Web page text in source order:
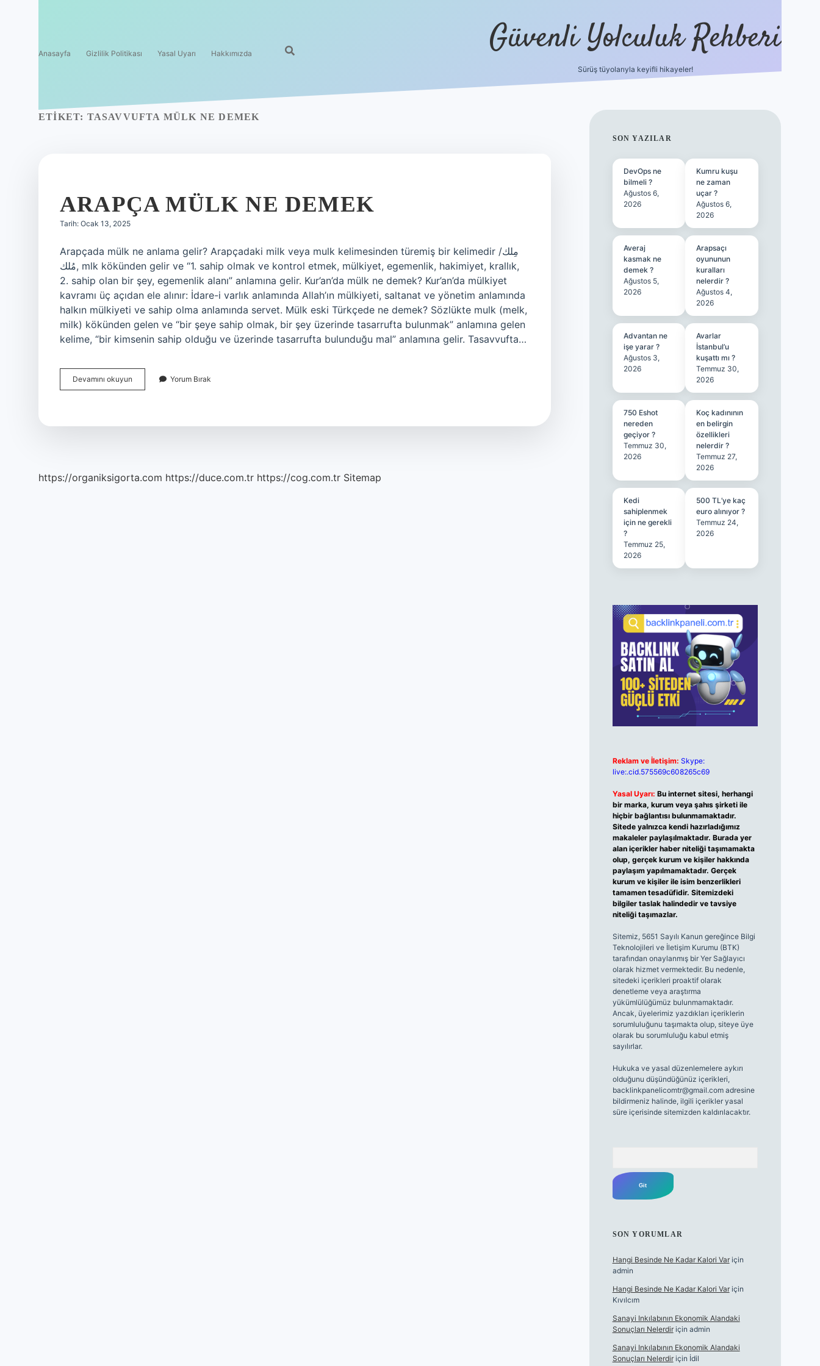
Anasayfa Gizlilik Politikası Yasal Uyarı Hakkımızda Güvenli Yolculuk Rehberi
Sürüş tüyolarıyla keyifli hikayeler!
ETIKET: TASAVVUFTA MÜLK NE DEMEK
ARAPÇA MÜLK NE DEMEK
Tarih: Ocak 13, 2025
Arapçada mülk ne anlama gelir? Arapçadaki milk veya mulk kelimesinden türemiş bir kelimedir مِلك/
مُلك, mlk kökünden gelir ve “1. sahip olmak ve kontrol etmek, mülkiyet, egemenlik, hakimiyet, krallık,
2. sahip olan bir şey, egemenlik alanı” anlamına gelir. Kur’an’da mülk ne demek? Kur’an’da mülkiyet
kavramı üç açıdan ele alınır: İdare-i varlık anlamında Allah’ın mülkiyeti, saltanat ve yönetim anlamında
halkın mülkiyeti ve sahip olma anlamında servet. Mülk eski Türkçede ne demek? Sözlükte mulk (melk,
milk) kökünden gelen ve “bir şeye sahip olmak, bir şey üzerinde tasarrufta bulunmak” anlamına gelen
kelime, “bir kimsenin sahip olduğu ve üzerinde tasarrufta bulunduğu mal” anlamına gelir. Tasavvufta…
Devamını okuyun
Mülk
Yorum Bırak
https://organiksigorta.com https://duce.com.tr https://cog.com.tr Sitemap
SIDEBAR
SON YAZILAR
DevOps ne
bilmeli ?
Ağustos 6,
2026
Kumru kuşu
ne zaman
uçar ?
Ağustos 6,
2026
Averaj
kasmak ne
demek ?
Ağustos 5,
2026
Arapsaçı
oyununun
kuralları
nelerdir ?
Ağustos 4,
2026
Advantan ne
işe yarar ?
Ağustos 3,
2026
Avarlar
İstanbul’u
kuşattı mı ?
Temmuz 30,
2026
750 Eshot
nereden
geçiyor ?
Temmuz 30,
2026
Koç kadınının
en belirgin
özellikleri
nelerdir ?
Temmuz 27,
2026
Kedi
sahiplenmek
için ne gerekli
?
Temmuz 25,
2026
500 TL’ye kaç
euro alınıyor ?
Temmuz 24,
2026
Reklam ve İletişim: Skype:
live:.cid.575569c608265c69
Yasal Uyarı: Bu internet sitesi, herhangi
bir marka, kurum veya şahıs şirketi ile
hiçbir bağlantısı bulunmamaktadır.
Sitede yalnızca kendi hazırladığımız
makaleler paylaşılmaktadır. Burada yer
alan içerikler haber niteliği taşımamakta
olup, gerçek kurum ve kişiler hakkında
paylaşım yapılmamaktadır. Gerçek
kurum ve kişiler ile isim benzerlikleri
tamamen tesadüfidir. Sitemizdeki
bilgiler taslak halindedir ve tavsiye
niteliği taşımazlar.
Sitemiz, 5651 Sayılı Kanun gereğince Bilgi
Teknolojileri ve İletişim Kurumu (BTK)
tarafından onaylanmış bir Yer Sağlayıcı
olarak hizmet vermektedir. Bu nedenle,
sitedeki içerikleri proaktif olarak
denetleme veya araştırma
yükümlülüğümüz bulunmamaktadır.
Ancak, üyelerimiz yazdıkları içeriklerin
sorumluluğunu taşımakta olup, siteye üye
olarak bu sorumluluğu kabul etmiş
sayılırlar.
Hukuka ve yasal düzenlemelere aykırı
olduğunu düşündüğünüz içerikleri,
backlinkpanelicomtr@gmail.comadresine
bildirmeniz halinde, ilgili içerikler yasal
süre içerisinde sitemizden kaldırılacaktır.
SON YORUMLAR
Hangi Besinde Ne Kadar Kalori Variçin
admin
Hangi Besinde Ne Kadar Kalori Variçin
Kıvılcım
Sanayi Inkılabının Ekonomik Alandaki
Sonuçları Nelerdiriçin admin
Sanayi Inkılabının Ekonomik Alandaki
Sonuçları Nelerdiriçin İdil
grandoperabet